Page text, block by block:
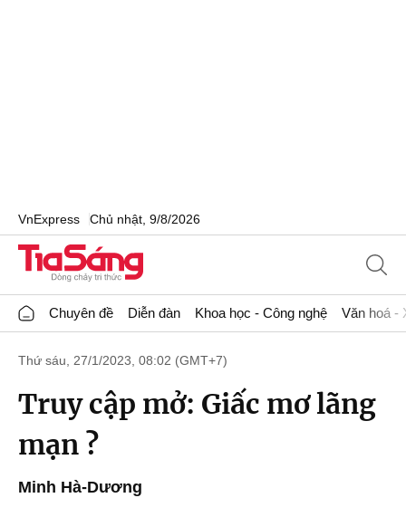
VnExpress Chủ nhật, 9/8/2026
Chuyên đề Diễn đàn Khoa học - Công nghệ Văn hoá -
Thứ sáu, 27/1/2023, 08:02 (GMT+7)
Truy cập mở: Giấc mơ lãng
mạn ?
Minh Hà-Dương